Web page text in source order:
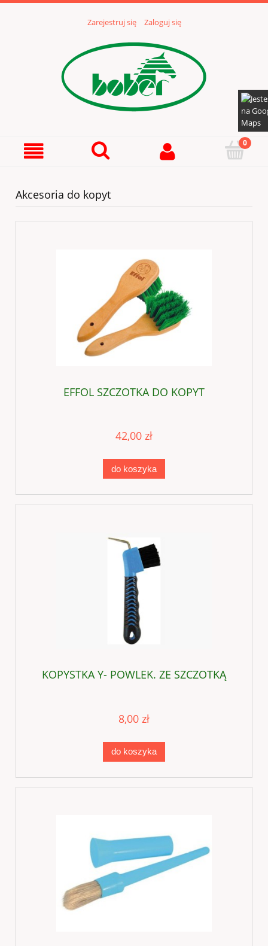
Zarejestruj się Zaloguj się
Akcesoria do kopyt
EFFOL SZCZOTKA DO KOPYT
42,00 zł
do koszyka
KOPYSTKA Y- POWLEK. ZE SZCZOTKĄ
8,00 zł
do koszyka